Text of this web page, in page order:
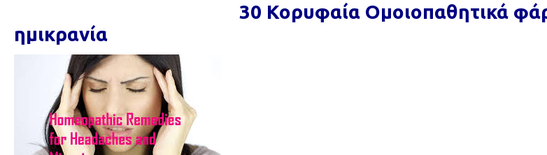
30 Κορυφαία Ομοιοπαθητικά
ημικρανία